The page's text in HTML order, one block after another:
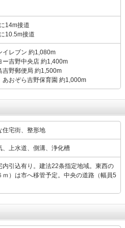
14m接道
10.5m接道
イレブン 約1,080m
ー吉野中央店 約1,400m
吉野郵便局 約1,500m
あおぞら吉野保育園 約1,000m
住宅街、整形地
、上水道、側溝、浄化槽
引込有り。建法22条指定地域。東西の
ｍ）は市へ移管予定。中央の道路（幅員5